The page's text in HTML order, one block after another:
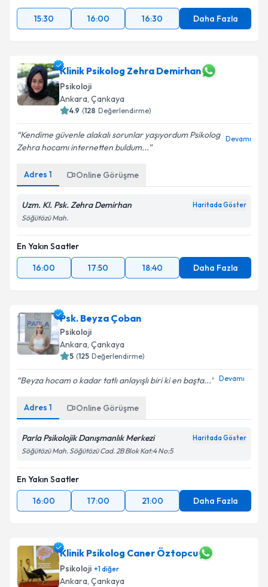
15:30
16:00 16:30 Daha Fazla
Klinik Psikolog Zehra Demirhan
Psikoloji
Ankara, Çankaya
4.9 (128 Değerlendirme)
Kendime güvenle alakalı sorunlar yaşıyordum Psikolog
Zehra hocamı internetten buldum...
Devamı
Adres 1 Online Görüşme
Uzm. Kl. Psk. Zehra Demirhan Haritada Göster
Söğütözü Mah.
En Yakın Saatler
16:00
17:50 18:40 Daha Fazla
Psk. Beyza Çoban
Psikoloji
Ankara, Çankaya
5 (125 Değerlendirme)
Beyza hocam o kadar tatlı anlayışlı biri ki en başta... Devamı
Adres 1 Online Görüşme
Parla Psikolojik Danışmanlık Merkezi Haritada Göster
Söğütözü Mah. Söğütözü Cad. 2B Blok Kat:4 No:5
En Yakın Saatler
16:00
17:00 21:00 Daha Fazla
Klinik Psikolog Caner Öztopcu
Psikoloji +1diğer
Ankara, Çankaya